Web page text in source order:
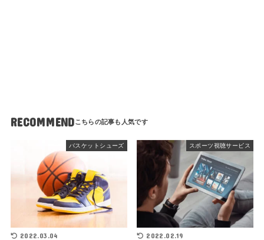
RECOMMEND
バスケットシューズ
2022.03.04
スポーツ視聴サービス
2022.02.19